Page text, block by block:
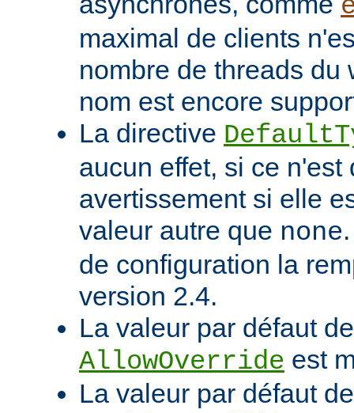
maximal de clients
nombre de threads du
nom est encore
La directive
aucun effet, si ce n'est
avertissement si elle
valeur autre que none
de configuration la
version 2.4.
La valeur par défaut
AllowOverride est
La valeur par défaut